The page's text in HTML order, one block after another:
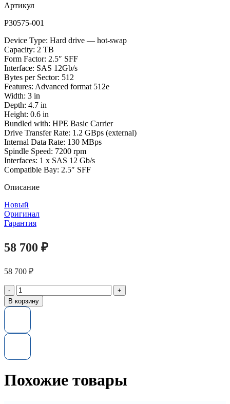
Артикул
P30575-001
Device Type: Hard drive — hot-swap
Capacity: 2 TB
Form Factor: 2.5″ SFF
Interface: SAS 12Gb/s
Bytes per Sector: 512
Features: Advanced format 512e
Width: 3 in
Depth: 4.7 in
Height: 0.6 in
Bundled with: HPE Basic Carrier
Drive Transfer Rate: 1.2 GBps (external)
Internal Data Rate: 130 MBps
Spindle Speed: 7200 rpm
Interfaces: 1 x SAS 12 Gb/s
Compatible Bay: 2.5″ SFF
Описание
Новый
Оригинал
Гарантия
58 700 ₽
58 700 ₽
Количество
товара
Серверный
HPE
2TB
12G
В корзину
Похожие товары